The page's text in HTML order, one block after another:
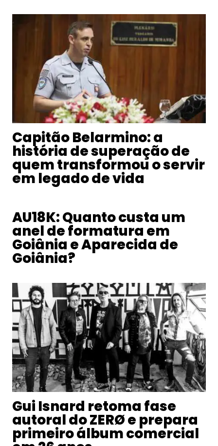
Capitão Belarmino: a
história de superação de
quem transformou o servir
em legado de vida
AU18K: Quanto custa um
anel de formatura em
Goiânia e Aparecida de
Goiânia?
Gui Isnard retoma fase
autoral do ZERØ e prepara
primeiro álbum comercial